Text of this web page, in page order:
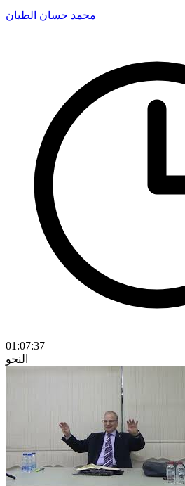
محمد حسان الطيان
01:07:37
النحو